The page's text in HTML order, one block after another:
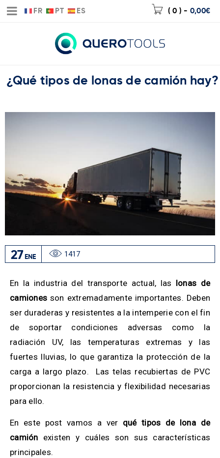
FR PT ES ( 0 ) - 0,00€
¿Qué tipos de lonas de camión hay?
27 ENE 1417
En la industria del transporte actual, las lonas de
camiones son extremadamente importantes. Deben
ser duraderas y resistentes a la intemperie con el fin
de soportar condiciones adversas como la
radiación UV, las temperaturas extremas y las
fuertes lluvias, lo que garantiza la protección de la
carga a largo plazo. Las telas recubiertas de PVC
proporcionan la resistencia y flexibilidad necesarias
para ello.
En este post vamos a ver qué tipos de lona de
camión existen y cuáles son sus características
principales.